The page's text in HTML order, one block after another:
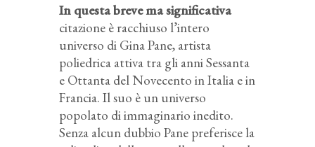
In questa breve ma significativa
citazione è racchiuso l’intero
universo di Gina Pane, artista
poliedrica attiva tra gli anni Sessanta
e Ottanta del Novecento in Italia e in
Francia. Il suo è un universo
popolato di immaginario inedito.
Senza alcun dubbio Pane preferisce la